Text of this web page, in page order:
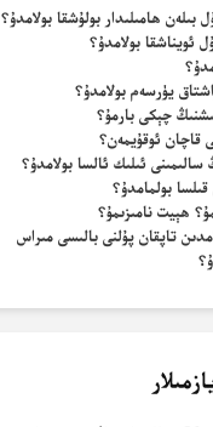
بىلەن ھامىلىدار بولۇشقا بولامدۇ؟
ئويناشقا بولامدۇ؟
يۈرسەم بولامدۇ؟
چېكى بارمۇ؟
قاچان ئوقۇيمەن؟
سالىمىنى ئىلىك ئالسا بولامدۇ؟
قىلسا بولمامدۇ؟
ھېيت نامىزىمۇ؟
تاپقان پۇلنى بالىسى مىراس